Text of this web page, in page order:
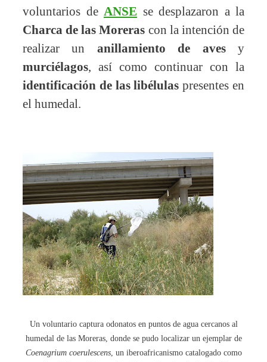
voluntarios de ANSE se desplazaron a la
Charca de las Moreras con la intención de
realizar un anillamiento de avesy
murciélagos, así como continuar con la
identificación de las libélulas presentes en
el humedal.
Un voluntario captura odonatos en puntos de agua cercanos al
humedal de las Moreras, donde se pudo localizar un ejemplar de
Coenagrium coerulescens, un iberoafricanismo catalogado como